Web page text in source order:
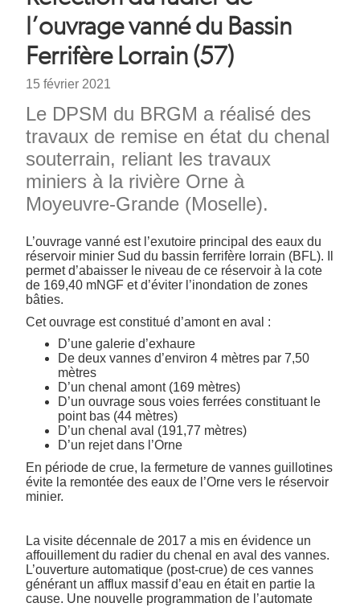
d'Ariane
l’ouvrage vanné du Bassin
Ferrifère Lorrain (57)
Date
15 février 2021
Chapeau
Le DPSM du BRGM a réalisé des
travaux de remise en état du chenal
souterrain, reliant les travaux
miniers à la rivière Orne à
Moyeuvre-Grande (Moselle).
Texte
L’ouvrage vanné est l’exutoire principal des eaux du
réservoir minier Sud du bassin ferrifère lorrain (BFL). Il
permet d’abaisser le niveau de ce réservoir à la cote
de 169,40 mNGF et d’éviter l’inondation de zones
bâties.
Cet ouvrage est constitué d’amont en aval :
D’une galerie d’exhaure
De deux vannes d’environ 4 mètres par 7,50
mètres
D’un chenal amont (169 mètres)
D’un ouvrage sous voies ferrées constituant le
point bas (44 mètres)
D’un chenal aval (191,77 mètres)
D’un rejet dans l’Orne
En période de crue, la fermeture de vannes guillotines
évite la remontée des eaux de l’Orne vers le réservoir
minier.
La visite décennale de 2017 a mis en évidence un
affouillement du radier du chenal en aval des vannes.
L’ouverture automatique (post-crue) de ces vannes
générant un afflux massif d’eau en était en partie la
cause. Une nouvelle programmation de l’automate